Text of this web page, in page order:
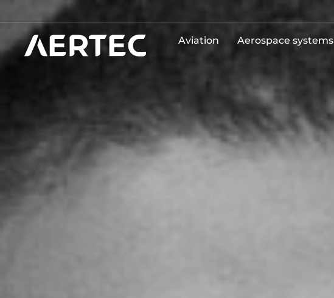
Aviation Aerospace systems